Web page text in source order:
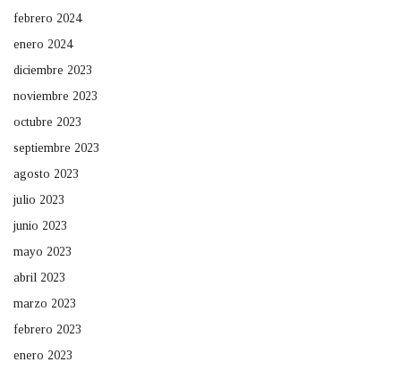
febrero 2024
enero 2024
diciembre 2023
noviembre 2023
octubre 2023
septiembre 2023
agosto 2023
julio 2023
junio 2023
mayo 2023
abril 2023
marzo 2023
febrero 2023
enero 2023